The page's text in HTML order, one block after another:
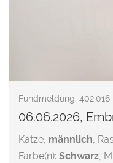
Fundmeldung: 402'016
06.06.2026,
Katze, männlich,
Farbe(n): Schwarz,